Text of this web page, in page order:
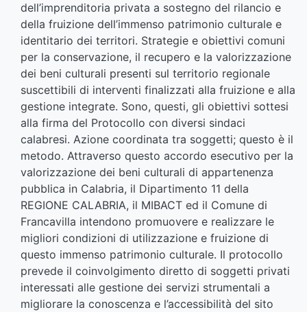
dell’imprenditoria privata a sostegno del rilancio e
della fruizione dell’immenso patrimonio culturale e
identitario dei territori. Strategie e obiettivi comuni
per la conservazione, il recupero e la valorizzazione
dei beni culturali presenti sul territorio regionale
suscettibili di interventi finalizzati alla fruizione e alla
gestione integrate. Sono, questi, gli obiettivi sottesi
alla firma del Protocollo con diversi sindaci
calabresi. Azione coordinata tra soggetti; questo è il
metodo. Attraverso questo accordo esecutivo per la
valorizzazione dei beni culturali di appartenenza
pubblica in Calabria, il Dipartimento 11 della
REGIONE CALABRIA, il MIBACT ed il Comune di
Francavilla intendono promuovere e realizzare le
migliori condizioni di utilizzazione e fruizione di
questo immenso patrimonio culturale. Il protocollo
prevede il coinvolgimento diretto di soggetti privati
interessati alle gestione dei servizi strumentali a
migliorare la conoscenza e l’accessibilità del sito